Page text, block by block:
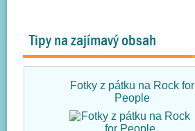
Tipy na zajímavý obsah
Fotky z pátku na Rock for
People